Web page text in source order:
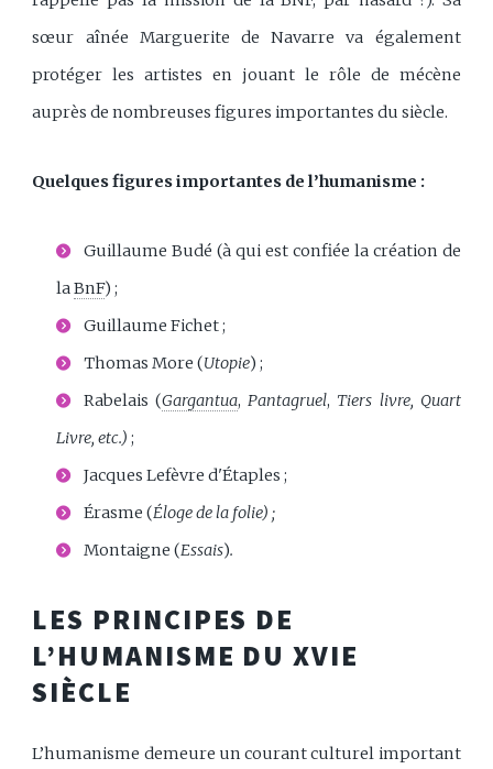
sœur aînée Marguerite de Navarre va également
protéger les artistes en jouant le rôle de mécène
auprès de nombreuses figures importantes du siècle.
Quelques figures importantes de l’humanisme :
Guillaume Budé (à qui est confiée la création de
laBnF) ;
Guillaume Fichet ;
Thomas More (Utopie) ;
Rabelais (Gargantua,Pantagruel, Tiers livre, Quart
Livre, etc.);
Jacques Lefèvre d'Étaples ;
Érasme (Éloge de la folie) ;
Montaigne (Essais).
LES PRINCIPES DE
L’HUMANISME DU XVIE
SIÈCLE
L’humanisme demeure un courant culturel important